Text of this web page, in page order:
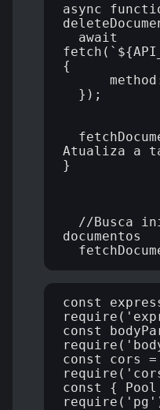
async
await
{
method:
});
Atualiza a
}
//Busca
documentos
const
const
const cors =
const {